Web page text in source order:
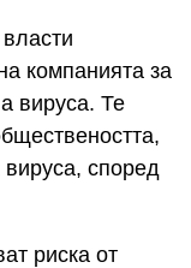
компанията за
вируса. Те
според
риска от